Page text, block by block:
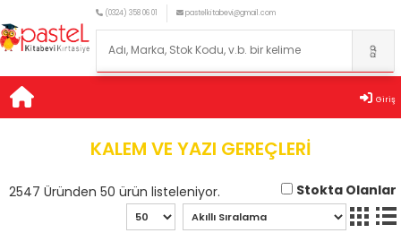
(0324) 358 06 01 pastelkitabevi@gmail.com
Giriş
KALEM VE YAZI GEREÇLERİ
2547 Üründen 50 ürün listeleniyor. Stokta Olanlar